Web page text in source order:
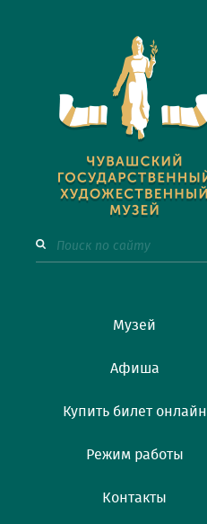
Музей
Афиша
Купить билет онлайн
Режим работы
Контакты